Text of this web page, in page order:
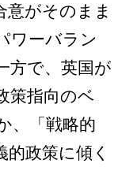
意がそのまま
ワーバラン
方で、英国が
策指向のベ
、「戦略的
的政策に傾く